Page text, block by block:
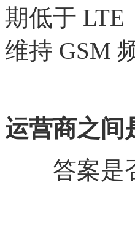
期低于 LTE
维持 GSM
运营商之间
答案是